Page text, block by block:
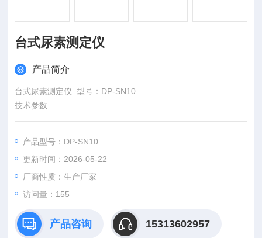
台式尿素测定仪
产品简介
台式尿素测定仪 型号：DP-SN10
技术参数
1、.测量范围：0～4.00mg/L（超过可稀释测定）或0-10mg/L
3、小分辨率：0.01mg/L
4、示值误差： ≤±5%
产品型号：DP-SN10
更新时间：2026-05-22
厂商性质：生产厂家
访问量：155
产品咨询 15313602957